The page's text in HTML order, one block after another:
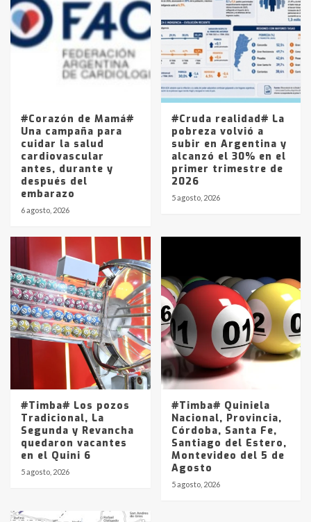
4
joven de Trenque Lauquen
Los precios de los combustibles en
La Pampa, desde YPF hasta Axion
entre 857 a 1338 pesos
#Corazón de Mamá#
Una campaña para
cuidar la salud
cardiovascular
antes, durante y
después del
embarazo
6 agosto, 2026
#Cruda realidad# La
pobreza volvió a
subir en Argentina y
alcanzó el 30% en el
primer trimestre de
2026
5 agosto, 2026
#Timba# Los pozos
Tradicional, La
Segunda y Revancha
quedaron vacantes
en el Quini 6
5 agosto, 2026
#Timba# Quiniela
Nacional, Provincia,
Córdoba, Santa Fe,
Santiago del Estero,
Montevideo del 5 de
Agosto
5 agosto, 2026